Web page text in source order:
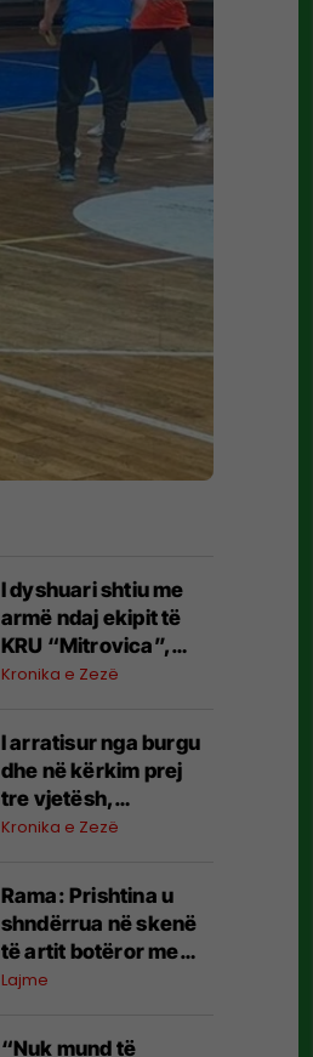
I dyshuari shtiu me
armë ndaj ekipit të
KRU “Mitrovica”,
policia nis hetimet
Kronika e Zezë
I arratisur nga burgu
dhe në kërkim prej
tre vjetësh,
arrestohet 21-vjeçari
Kronika e Zezë
Rama: Prishtina u
shndërrua në skenë
të artit botëror me
përmbylljen e
Lahaj”
Lajme
“Nuk mund të